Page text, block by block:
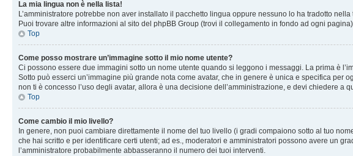
La mia lingua non è nella lista!
L’amministratore potrebbe non aver installato il pacchetto lingua oppure nessuno lo ha tradotto
Puoi trovare altre informazioni al sito del phpBB Group (trovi il collegamento in fondo ad ogni
Top
Come posso mostrare un’immagine sotto il mio nome utente?
Ci possono essere due immagini sotto un nome utente quando si leggono i messaggi. La prima è
Sotto può esserci un’immagine più grande nota come avatar, che in genere è unica e specifica
non ti è concesso l’uso degli avatar, allora è una decisione dell’amministrazione, e devi chiedere a
Top
Come cambio il mio livello?
In genere, non puoi cambiare direttamente il nome del tuo livello (i gradi compaiono sotto al tuo
che hai scritto e per identificare certi utenti; ad es., moderatori e amministratori possono avere un
l’amministratore probabilmente abbasseranno il numero dei tuoi interventi.